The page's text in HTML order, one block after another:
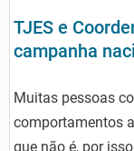
TJES e
campanha
Muitas pessoas
comportamentos
que não é, por